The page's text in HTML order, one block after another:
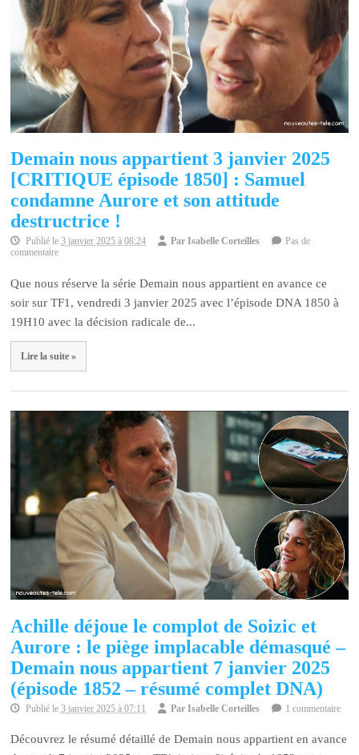
Demain nous appartient 3 janvier 2025
[CRITIQUE épisode 1850] : Samuel
condamne Aurore et son attitude
destructrice !
Publié le3 janvier 2025 à 08:24 ParIsabelle Corteilles
Pas de
commentaire
Que nous réserve la série Demain nous appartient en avance ce
soir sur TF1, vendredi 3 janvier 2025 avec l’épisode DNA 1850 à
19H10 avec la décision radicale de...
Lire la suite »
Achille déjoue le complot de Soizic et
Aurore : le piège implacable démasqué –
Demain nous appartient 7 janvier 2025
(épisode 1852 – résumé complet DNA)
Publié le3 janvier 2025 à 07:11 ParIsabelle Corteilles 1 commentaire
Découvrez le résumé détaillé de Demain nous appartient en avance